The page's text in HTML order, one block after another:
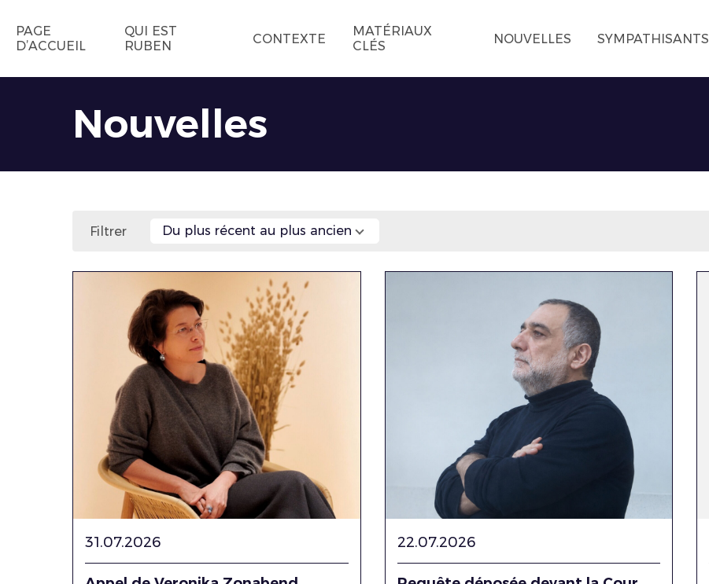
PAGE
D’ACCUEIL
QUI EST
RUBEN
CONTEXTE
MATÉRIAUX
CLÉS
NOUVELLES SYMPATHISANTS
Nouvelles
Filtrer Du plus récent au plus ancien
31.07.2026 22.07.2026